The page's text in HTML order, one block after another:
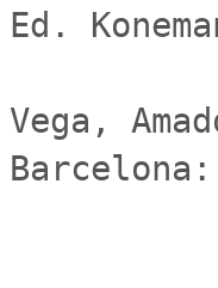
Ed.
Vega,